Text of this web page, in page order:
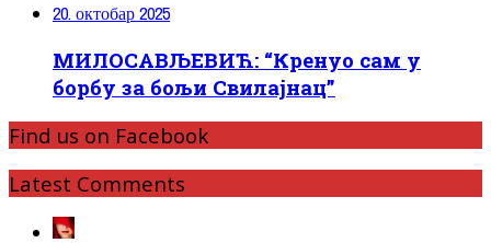
20. октобар 2025
МИЛОСАВЉЕВИЋ: “Кренуо сам у
борбу за бољи Свилајнац”
Find us on Facebook
Latest Comments